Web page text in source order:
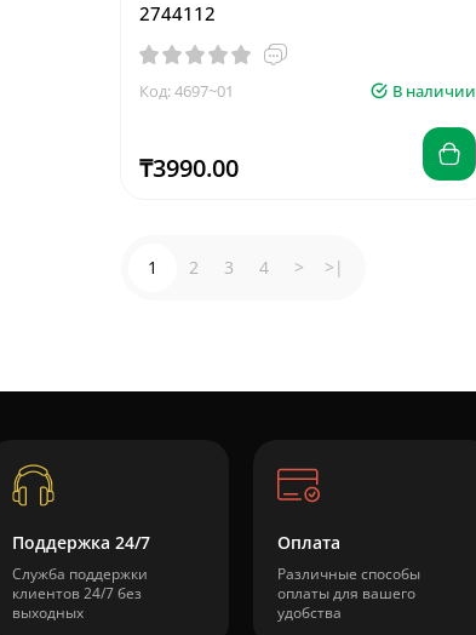
2744112
Код: 4697~01 В наличии
₸3990.00
1 2 3 4 > >|
Поддержка 24/7
Служба поддержки
клиентов 24/7 без
выходных
Оплата
Различные способы
оплаты для вашего
удобства